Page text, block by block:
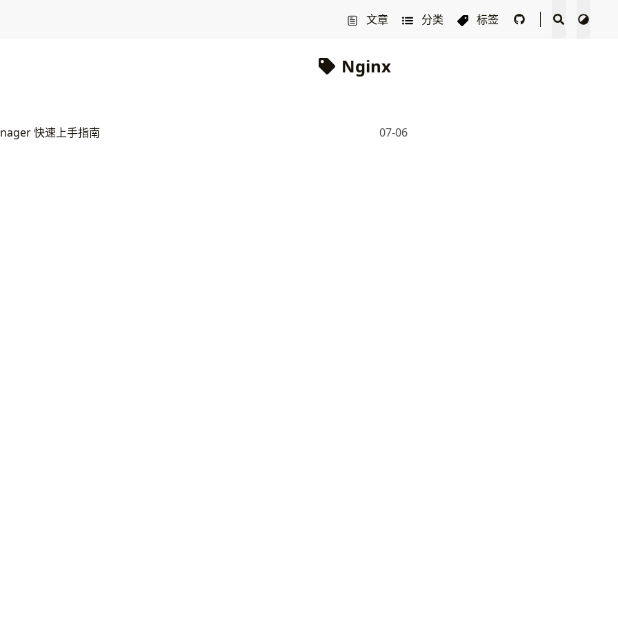
文章 分类 标签
Nginx
快速上手指南 07-06